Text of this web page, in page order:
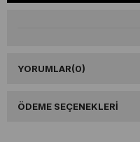
YORUMLAR(0)
ÖDEME SEÇENEKLERI